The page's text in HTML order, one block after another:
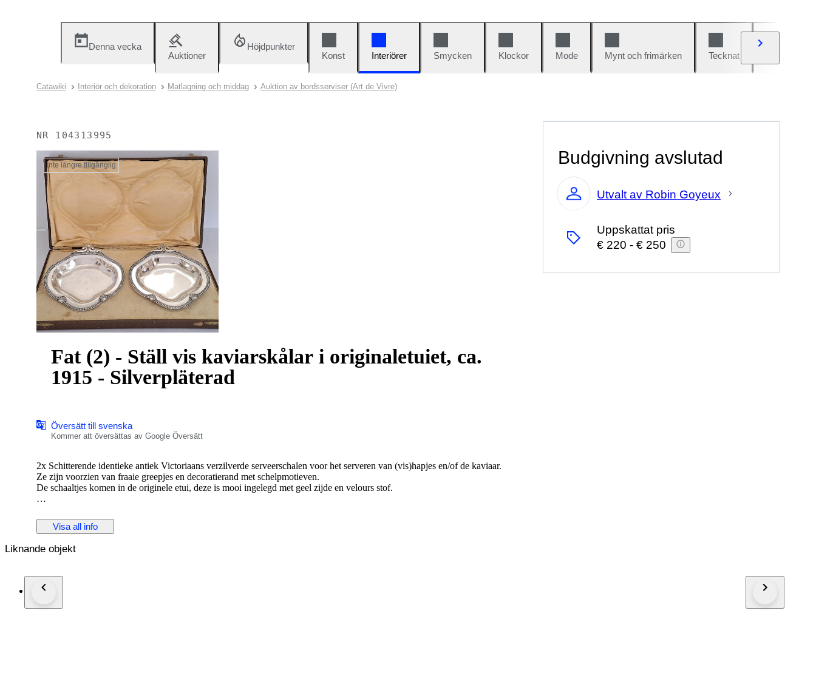
Denna vecka
Auktioner
Höjdpunkter
Konst
Interiörer Smycken Klockor Mode Mynt och frimärken Tecknat
Catawiki Interiör och dekoration Matlagning och middag Auktion av bordsserviser (Art de Vivre)
NR 104313995
Inte längre tillgänglig
Fat (2) - Ställ vis kaviarskålar i originaletuiet, ca.
1915 - Silverpläterad
Översätt till svenska
Kommer att översättas av Google Översätt
2x Schitterende identieke antiek Victoriaans verzilverde serveerschalen voor het serveren van (vis)hapjes en/of de kaviaar.
Ze zijn voorzien van fraaie greepjes en decoratierand met schelpmotieven.
De schaaltjes komen in de originele etui, deze is mooi ingelegd met geel zijde en velours stof.
Datering ca. 1915
Ze verkeren in een goede, mooie staat, alleen 1 schaaltje heeft enkele lichte gebruikssporen binnenin.
Gewicht tezamen 694 gram.
Totaal gewicht inclusief etui 2623 gram.
Visa all info
Budgivning avslutad
Expert
Utvalt av Robin Goyeux
Uppskattat pris
€ 220 - € 250
Liknande objekt